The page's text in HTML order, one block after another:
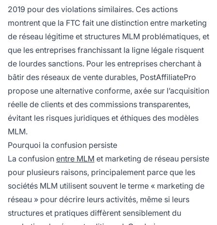
2019 pour des violations similaires. Ces actions
montrent que la FTC fait une distinction entre marketing
de réseau légitime et structures MLM problématiques, et
que les entreprises franchissant la ligne légale risquent
de lourdes sanctions. Pour les entreprises cherchant à
bâtir des réseaux de vente durables, PostAffiliatePro
propose une alternative conforme, axée sur l’acquisition
réelle de clients et des commissions transparentes,
évitant les risques juridiques et éthiques des modèles
MLM.
Pourquoi la confusion persiste
La confusion entre MLM et marketing de réseau persiste
pour plusieurs raisons, principalement parce que les
sociétés MLM utilisent souvent le terme « marketing de
réseau » pour décrire leurs activités, même si leurs
structures et pratiques diffèrent sensiblement du